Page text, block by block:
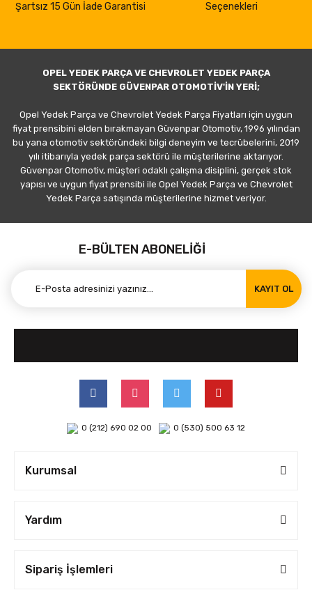
Şartsız 15 Gün İade Garantisi
Seçenekleri
OPEL YEDEK PARÇA VE CHEVROLET YEDEK PARÇA
SEKTÖRÜNDE GÜVENPAR OTOMOTİV'İN YERİ;
Opel Yedek Parça ve Chevrolet Yedek Parça Fiyatları için uygun
fiyat prensibini elden bırakmayan Güvenpar Otomotiv, 1996 yılından
bu yana otomotiv sektöründeki bilgi deneyim ve tecrübelerini, 2019
yılı itibarıyla yedek parça sektörü ile müşterilerine aktarıyor.
Güvenpar Otomotiv, müşteri odaklı çalışma disiplini, gerçek stok
yapısı ve uygun fiyat prensibi ile Opel Yedek Parça ve Chevrolet
Yedek Parça satışında müşterilerine hizmet veriyor.
E-BÜLTEN ABONELİĞİ
KAYIT OL
0 (212) 690 02 00 0 (530) 500 63 12
Kurumsal
Yardım
Sipariş İşlemleri